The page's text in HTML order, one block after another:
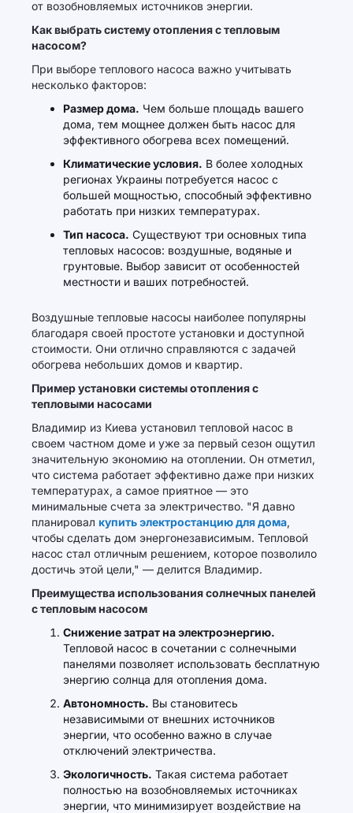
от возобновляемых источников энергии.
Как выбрать систему отопления с тепловым
насосом?
При выборе теплового насоса важно учитывать
несколько факторов:
Размер дома. Чем больше площадь вашего
дома, тем мощнее должен быть насос для
эффективного обогрева всех помещений.
Климатические условия. В более холодных
регионах Украины потребуется насос с
большей мощностью, способный эффективно
работать при низких температурах.
Тип насоса. Существуют три основных типа
тепловых насосов: воздушные, водяные и
грунтовые. Выбор зависит от особенностей
местности и ваших потребностей.
Воздушные тепловые насосы наиболее популярны
благодаря своей простоте установки и доступной
стоимости. Они отлично справляются с задачей
обогрева небольших домов и квартир.
Пример установки системы отопления с
тепловыми насосами
Владимир из Киева установил тепловой насос в
своем частном доме и уже за первый сезон ощутил
значительную экономию на отоплении. Он отметил,
что система работает эффективно даже при низких
температурах, а самое приятное — это
минимальные счета за электричество. "Я давно
планировал купить электростанцию для дома,
чтобы сделать дом энергонезависимым. Тепловой
насос стал отличным решением, которое позволило
достичь этой цели," — делится Владимир.
Преимущества использования солнечных панелей
с тепловым насосом
Снижение затрат на электроэнергию.
Тепловой насос в сочетании с солнечными
панелями позволяет использовать бесплатную
энергию солнца для отопления дома.
Автономность. Вы становитесь
независимыми от внешних источников
энергии, что особенно важно в случае
отключений электричества.
Экологичность. Такая система работает
полностью на возобновляемых источниках
энергии, что минимизирует воздействие на